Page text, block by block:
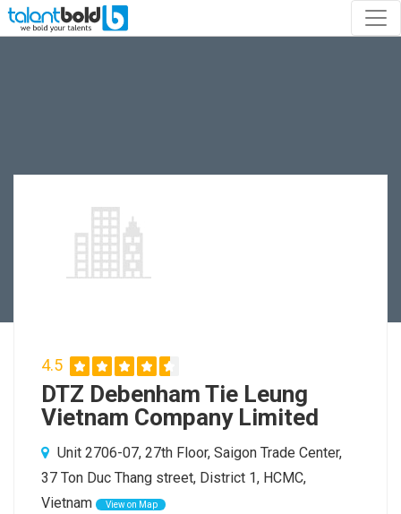
4.5
DTZ Debenham Tie Leung
Vietnam Company Limited
Unit 2706-07, 27th Floor, Saigon Trade Center,
37 Ton Duc Thang street, District 1, HCMC,
Vietnam
View on Map